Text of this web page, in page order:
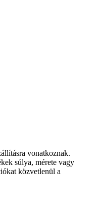
vonatkoznak.
súlya, mérete vagy
közvetlenül a